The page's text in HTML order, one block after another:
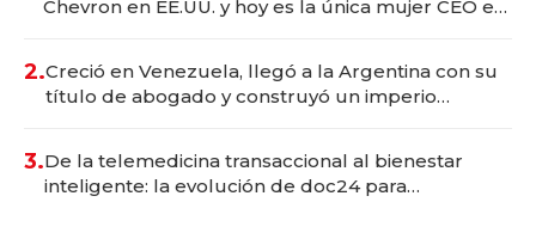
Chevron en EE.UU. y hoy es la única mujer CEO en
2.Creció en Venezuela, llegó a la Argentina con su
título de abogado y construyó un imperio
3.De la telemedicina transaccional al bienestar
inteligente: la evolución de doc24 para